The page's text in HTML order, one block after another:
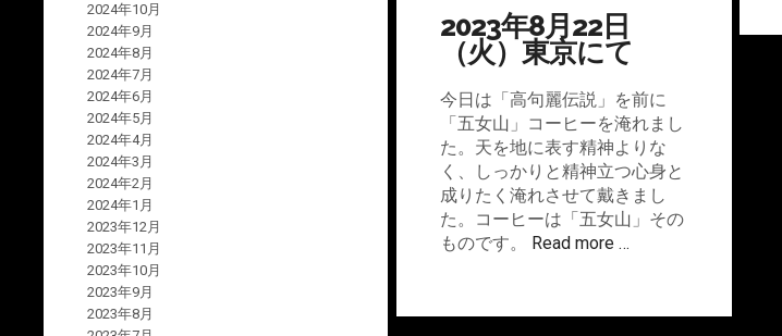
2023年8月22日
（火）東京にて
今日は「高句麗伝説」を前に
「五女山」コーヒーを淹れまし
た。天を地に表す精神よりな
く、しっかりと精神立つ心身と
成りたく淹れさせて戴きまし
た。コーヒーは「五女山」その
ものです。
Read more …
2024年10月
2024年9月
2024年8月
2024年7月
2024年6月
2024年5月
2024年4月
2024年3月
2024年2月
2024年1月
2023年12月
2023年11月
2023年10月
2023年9月
2023年8月